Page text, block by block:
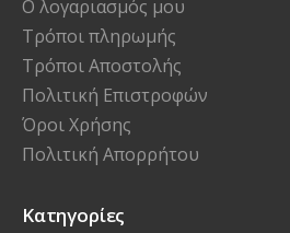
Ο λογαριασμός μου
Τρόποι πληρωμής
Τρόποι Αποστολής
Πολιτική Επιστροφών
Όροι Χρήσης
Πολιτική Απορρήτου
Κατηγορίες